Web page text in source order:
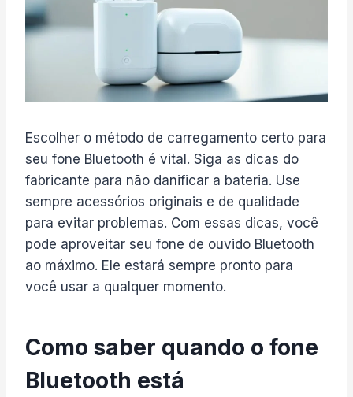
Escolher o método de carregamento certo para
seu fone Bluetooth é vital. Siga as dicas do
fabricante para não danificar a bateria. Use
sempre acessórios originais e de qualidade
para evitar problemas. Com essas dicas, você
pode aproveitar seu fone de ouvido Bluetooth
ao máximo. Ele estará sempre pronto para
você usar a qualquer momento.
Como saber quando o fone
Bluetooth está